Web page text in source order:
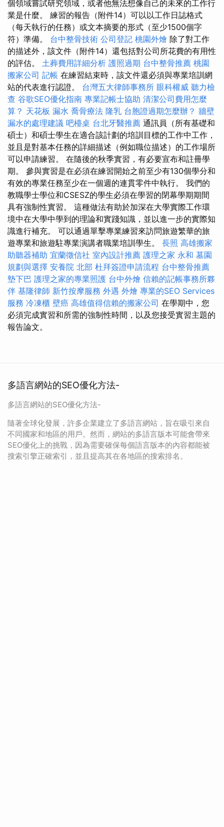
個領域嘗試研究領域，或者他無法想像自己的未來的工作行
業是什麼。 練習的報告（附件14）可以以工作日誌格式
（每天執行的任務）或文本摘要的形式（至少1500個字
符）準備。 台中整骨技術 公司登記 桃園外燴 除了對工作
的描述外，該文件（附件14）還包括對公司所花費的有用性
的評估。 土葬費用詳細分析 護照過期 台中整骨推薦 桃園
搬家公司 記帳 在練習結束時，該文件還必須與專業培訓網
站的代表進行認證。 台灣五大律師事務所 眼科權威 聽力檢
查 谷歌SEO優化指南 專業記帳士協助 清潔公司費用怎麼
算？ 天花板 漏水 喬骨療法 隆乳 台胞證過期怎麼辦？ 牆壁
漏水的處理建議 吧檯桌 台北牙醫推薦 通訊員（所有基礎和
碩士）和碩士學生在適合該計劃的培訓目標的工作中工作，
並且是對基本任務的詳細描述（例如職位描述）的工作場所
可以申請練習。 在隨後的秋季實習，有必要宣布和註冊學
期。 參與實習是在必須在練習開始之前至少有130個學分和
有效的專業任務至少在一個週的連貫零件中執行。 我們的
教職學士學位和CSESZ的學生必須在學習的閉幕學期期間
具有強制性實習。 這種做法有助於加深在大學實際工作環
境中在大學中學到的理論和實踐知識，並以進一步的實際知
識進行補充。 可以通過單擊專業練習來訪問旅遊繁華的旅
遊專業和旅遊駐專業演講者職業培訓學生。 長照 高雄搬家
助聽器補助 宜蘭徵信社 室內設計推薦 護理之家 永和 墓園
規劃與選擇 安養院 北部 杜拜簽證申請流程 台中整骨推薦
墊下巴 護理之家的專業照護 台中外燴 信賴的記帳事務所夥
伴 基隆律師 新竹按摩服務 外遇 外燴 專業的SEO Services
服務 冷凍櫃 壁癌 高雄值得信賴的搬家公司 在學期中，您
必須完成實習和所需的強制性時間，以及您接受實習主題的
報告論文。
多語言網站的SEO優化方法-
多語言網站的SEO優化方法-
隨著全球化發展，許多企業建立了多語言網站，旨在吸引來自
不同國家和地區的用戶。然而，網站的多語言版本可能會帶來
SEO優化上的挑戰，因為需要確保每個語言版本的內容都能被
搜索引擎正確索引，並且提高其在各地區的搜索排名。